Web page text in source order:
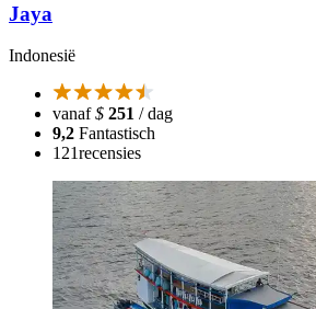
Jaya
Indonesië
vanaf$ 251 / dag
9,2 Fantastisch
121recensies